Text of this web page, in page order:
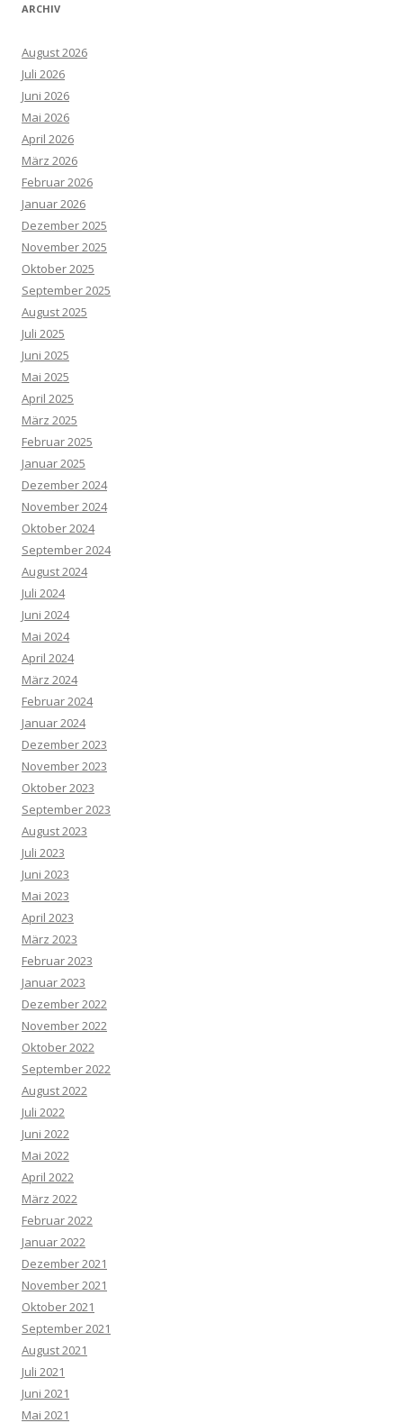
ARCHIV
August 2026
Juli 2026
Juni 2026
Mai 2026
April 2026
März 2026
Februar 2026
Januar 2026
Dezember 2025
November 2025
Oktober 2025
September 2025
August 2025
Juli 2025
Juni 2025
Mai 2025
April 2025
März 2025
Februar 2025
Januar 2025
Dezember 2024
November 2024
Oktober 2024
September 2024
August 2024
Juli 2024
Juni 2024
Mai 2024
April 2024
März 2024
Februar 2024
Januar 2024
Dezember 2023
November 2023
Oktober 2023
September 2023
August 2023
Juli 2023
Juni 2023
Mai 2023
April 2023
März 2023
Februar 2023
Januar 2023
Dezember 2022
November 2022
Oktober 2022
September 2022
August 2022
Juli 2022
Juni 2022
Mai 2022
April 2022
März 2022
Februar 2022
Januar 2022
Dezember 2021
November 2021
Oktober 2021
September 2021
August 2021
Juli 2021
Juni 2021
Mai 2021